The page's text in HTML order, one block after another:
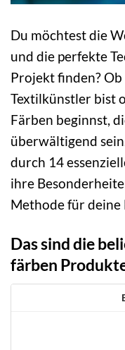
Du möchtest die
und die perfekte
Projekt finden?
Textilkünstler bist
Färben beginnst,
überwältigend
durch 14
ihre
Methode für deine
Das sind die
färben